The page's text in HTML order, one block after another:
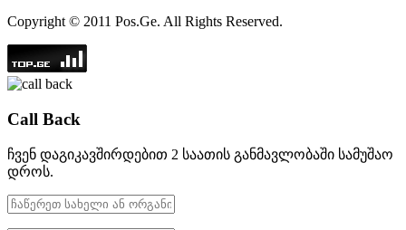
Copyright © 2011 Pos.Ge. All Rights Reserved.
Call Back
ჩვენ დაგიკავშირდებით 2 საათის განმავლობაში სამუშაო
დროს.